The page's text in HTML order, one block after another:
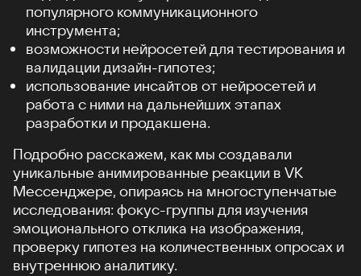
популярного коммуникационного
инструмента;
возможности нейросетей для тестирования и
валидации дизайн-гипотез;
использование инсайтов от нейросетей и
работа с ними на дальнейших этапах
разработки и продакшена.
Подробно расскажем, как мы создавали
уникальные анимированные реакции в VK
Мессенджере, опираясь на многоступенчатые
исследования: фокус-группы для изучения
эмоционального отклика на изображения,
проверку гипотез на количественных опросах и
внутреннюю аналитику.